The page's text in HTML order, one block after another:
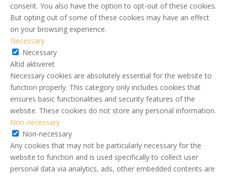
consent. You also have the option to opt-out of these cookies.
But opting out of some of these cookies may have an effect
on your browsing experience.
Necessary
Necessary
Altid aktiveret
Necessary cookies are absolutely essential for the website to
function properly. This category only includes cookies that
ensures basic functionalities and security features of the
website. These cookies do not store any personal information.
Non-necessary
Non-necessary
Any cookies that may not be particularly necessary for the
website to function and is used specifically to collect user
personal data via analytics, ads, other embedded contents are